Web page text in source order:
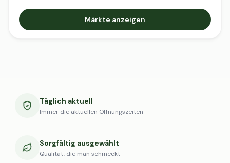
Märkte anzeigen
Täglich aktuell
Immer die aktuellen Öffnungszeiten
Sorgfältig ausgewählt
Qualität, die man schmeckt